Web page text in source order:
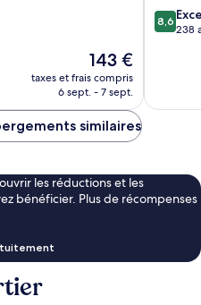
Le
nouveau
prix
de
143 €
taxes et frais compris
6 sept. - 7 sept.
8.6
sur
8,6
238
similaires
les réductions et les
bénéficier. Plus de récompenses